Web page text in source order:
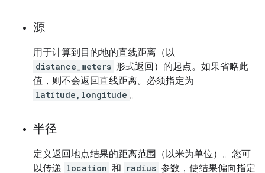
源
用于计算到目的地的直线距离（以
distance_meters 形式返回）的起点。如果省略此
值，则不会返回直线距离。必须指定为
latitude,longitude 。
半径
定义返回地点结果的距离范围（以米为单位）。您可
以传递 location 和 radius 参数，使结果偏向指定